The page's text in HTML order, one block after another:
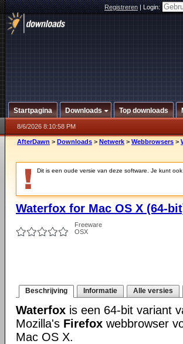
Registreren|Login:
Startpagina Downloads Top downloads
8/6/2026 8:10:58 PM
AfterDawn > Downloads > Netwerk > Webbrowsers >
Dit is een oude versie van deze software. Je kunt
Waterfox for Mac OS X (64-
Freeware
OSX
Beschrijving Informatie Alle versies
Waterfox is een 64-bit variant
Mozilla's Firefox webbrowser
Mac OS X.